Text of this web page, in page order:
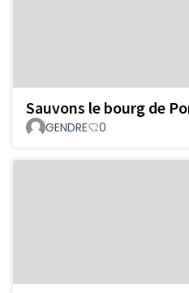
Sauvons le bourg de
GENDRE 0